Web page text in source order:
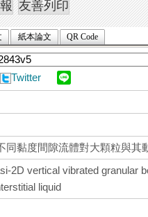
紙本論文 QR Code
Twitter
同黏度間隙流體對大顆粒與其
2D vertical vibrated granular
liquid